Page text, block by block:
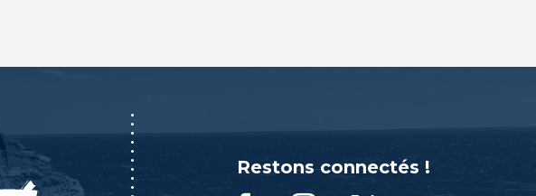
Restons connectés !